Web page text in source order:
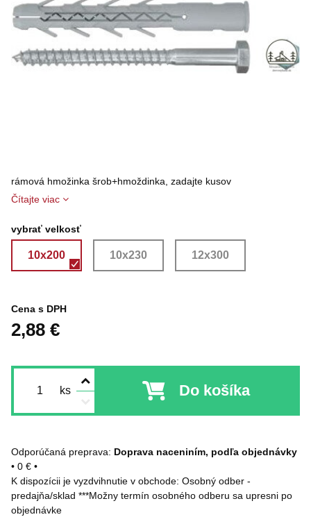
rámová hmožinka šrob+hmoždinka, zadajte kusov
Čítajte viac
vybrať velkosť
10x200 10x230 12x300
Cena s DPH
2,88 €
ks Do košíka
Doprava naceniním, podľa objednávky
• 0 € •
Osobný odber -
predajňa/sklad ***Možny termín osobného odberu sa upresni po
objednávke